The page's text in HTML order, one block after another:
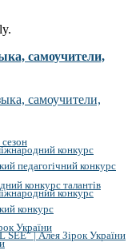
самоучители,
конкурс
педагогічний конкурс
конкурс талантів
конкурс
конкурс
України
SEE” | Алея Зірок України